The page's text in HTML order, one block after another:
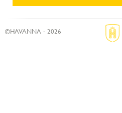
©HAVANNA - 2026